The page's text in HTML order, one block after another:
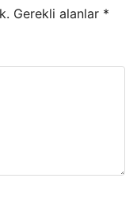
Gerekli alanlar *